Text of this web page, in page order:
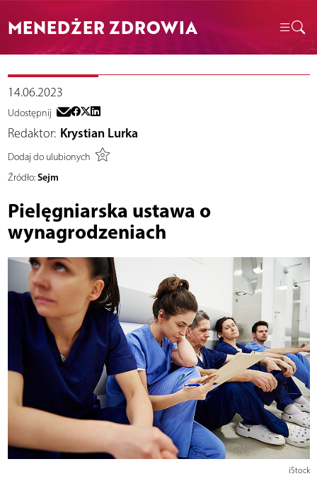
MENEDŻER ZDROWIA
14.06.2023
Udostępnij
Redaktor: Krystian Lurka
Dodaj do ulubionych
Źródło: Sejm
Pielęgniarska ustawa o
wynagrodzeniach
iStock